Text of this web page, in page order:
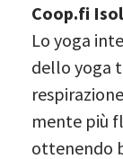
Coop.fi
Lo yoga
dello yoga
mente più
ottenendo